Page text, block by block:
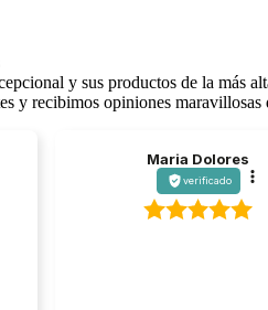
keto ·
y sus productos de la más
y recibimos opiniones maravillosas
Maria Dolores
verificado